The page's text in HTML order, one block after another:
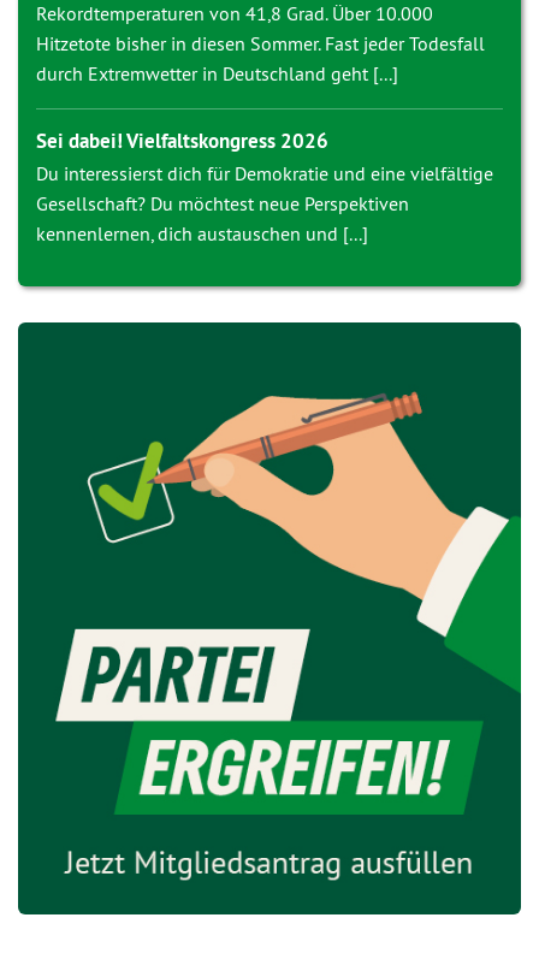
Rekordtemperaturen von 41,8 Grad. Über 10.000
Hitzetote bisher in diesen Sommer. Fast jeder Todesfall
durch Extremwetter in Deutschland geht [...]
Sei dabei! Vielfaltskongress 2026
Du interessierst dich für Demokratie und eine vielfältige
Gesellschaft? Du möchtest neue Perspektiven
kennenlernen, dich austauschen und [...]